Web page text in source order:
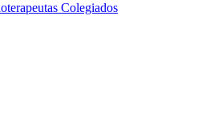
Colegiados